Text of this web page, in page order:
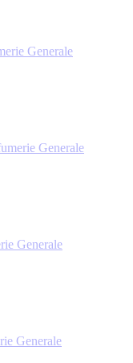
Generale
Generale
Generale
Generale